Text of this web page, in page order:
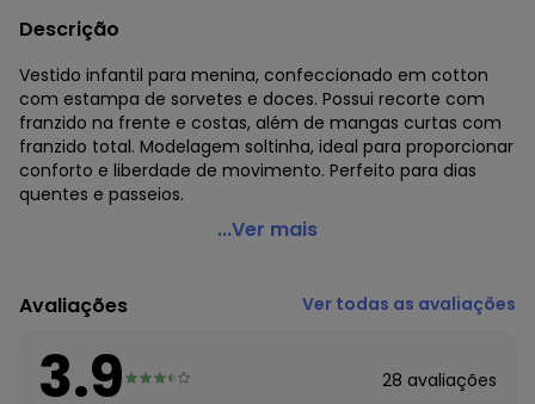
Descrição
Vestido infantil para menina, confeccionado em cotton
com estampa de sorvetes e doces. Possui recorte com
franzido na frente e costas, além de mangas curtas com
franzido total. Modelagem soltinha, ideal para proporcionar
conforto e liberdade de movimento. Perfeito para dias
quentes e passeios.
Quimby - Vestido Infantil Estampado Cotton Rosa
Modelagem: Justa
Comprimento da Manga: Curta
Forro: Não
Decote Frente : Redondo
...Ver mais
Avaliações Ver todas as avaliações
3.9 28 avaliações